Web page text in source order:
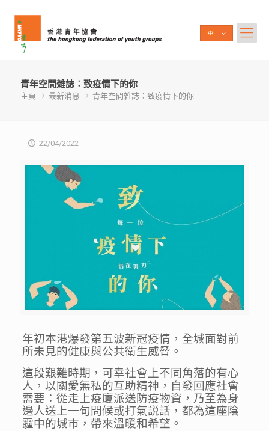
青年空間雜誌︰致疫情下的你
主頁 最新消息 青年空間雜誌︰致疫情下的你
22/04/2022
年初本港爆發第五波新冠疫情，全城面對前
所未見的健康與公共衛生威脅。
這段艱難時期，可幸社會上不同角落的有心
人，以關愛無私的互助精神，自發回應社會
需要：從走上疫廈派送防疫物資，乃至為身
邊人送上一句問候或打氣説話，都為這座陰
霾中的城市，帶來溫暖和希望。